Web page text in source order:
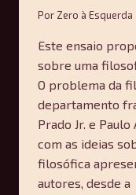
Por Zero à Esquerda
Este ensaio
sobre uma
O problema da
departamento
Prado Jr. e
com as ideias
filosófica
autores, desde a